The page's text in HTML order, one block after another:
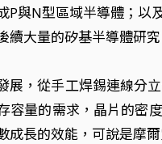
P與N型區域半導體；以
續大量的矽基半導體研
展，從手工焊錫連線分
容量的需求，晶片的密
成長的效能，可說是摩